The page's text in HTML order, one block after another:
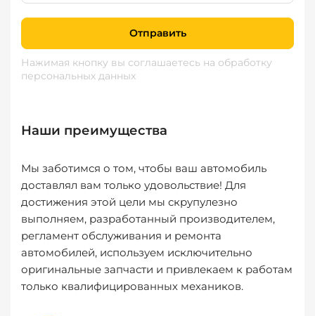
Отправить
Нажимая кнопку вы соглашаетесь на обработку
персональных данных
Наши преимущества
Мы заботимся о том, чтобы ваш автомобиль
доставлял вам только удовольствие! Для
достижения этой цели мы скрупулезно
выполняем, разработанный производителем,
регламент обслуживания и ремонта
автомобилей, используем исключительно
оригинальные запчасти и привлекаем к работам
только квалифицированных механиков.